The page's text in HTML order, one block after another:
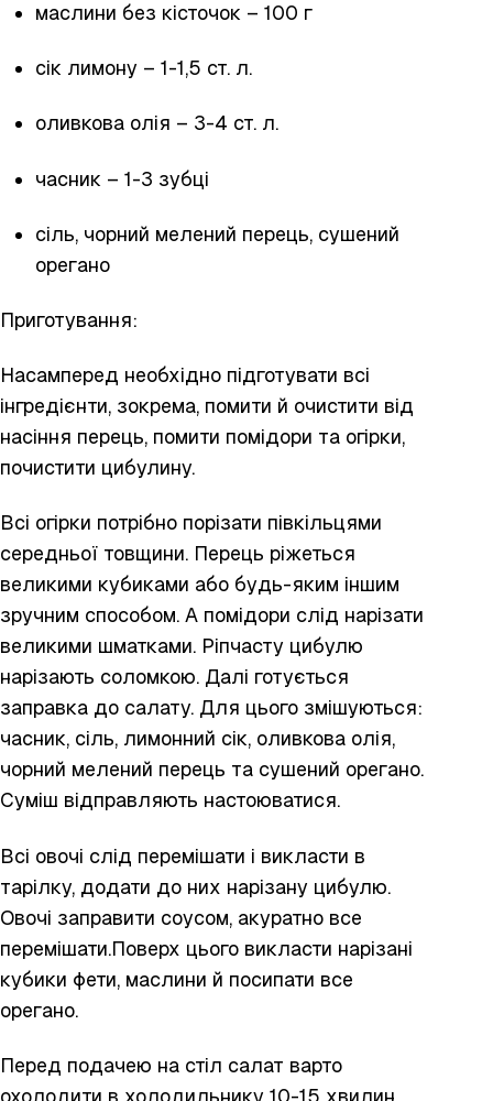
маслини без кісточок – 100 г
сік лимону – 1-1,5 ст. л.
оливкова олія – 3-4 ст. л.
часник – 1-3 зубці
сіль, чорний мелений перець, сушений
орегано
Приготування:
Насамперед необхідно підготувати всі
інгредієнти, зокрема, помити й очистити від
насіння перець, помити помідори та огірки,
почистити цибулину.
Всі огірки потрібно порізати півкільцями
середньої товщини. Перець ріжеться
великими кубиками або будь-яким іншим
зручним способом. А помідори слід нарізати
великими шматками. Ріпчасту цибулю
нарізають соломкою. Далі готується
заправка до салату. Для цього змішуються:
часник, сіль, лимонний сік, оливкова олія,
чорний мелений перець та сушений орегано.
Суміш відправляють настоюватися.
Всі овочі слід перемішати і викласти в
тарілку, додати до них нарізану цибулю.
Овочі заправити соусом, акуратно все
перемішати.Поверх цього викласти нарізані
кубики фети, маслини й посипати все
орегано.
Перед подачею на стіл салат варто
охолодити в холодильнику 10-15 хвилин.